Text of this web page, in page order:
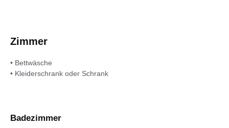
Zimmer
• Bettwäsche
• Kleiderschrank oder Schrank
Badezimmer